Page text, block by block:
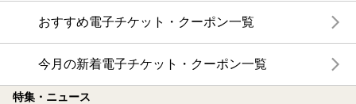
おすすめ電子チケット・クーポン一覧
今月の新着電子チケット・クーポン一覧
特集・ニュース